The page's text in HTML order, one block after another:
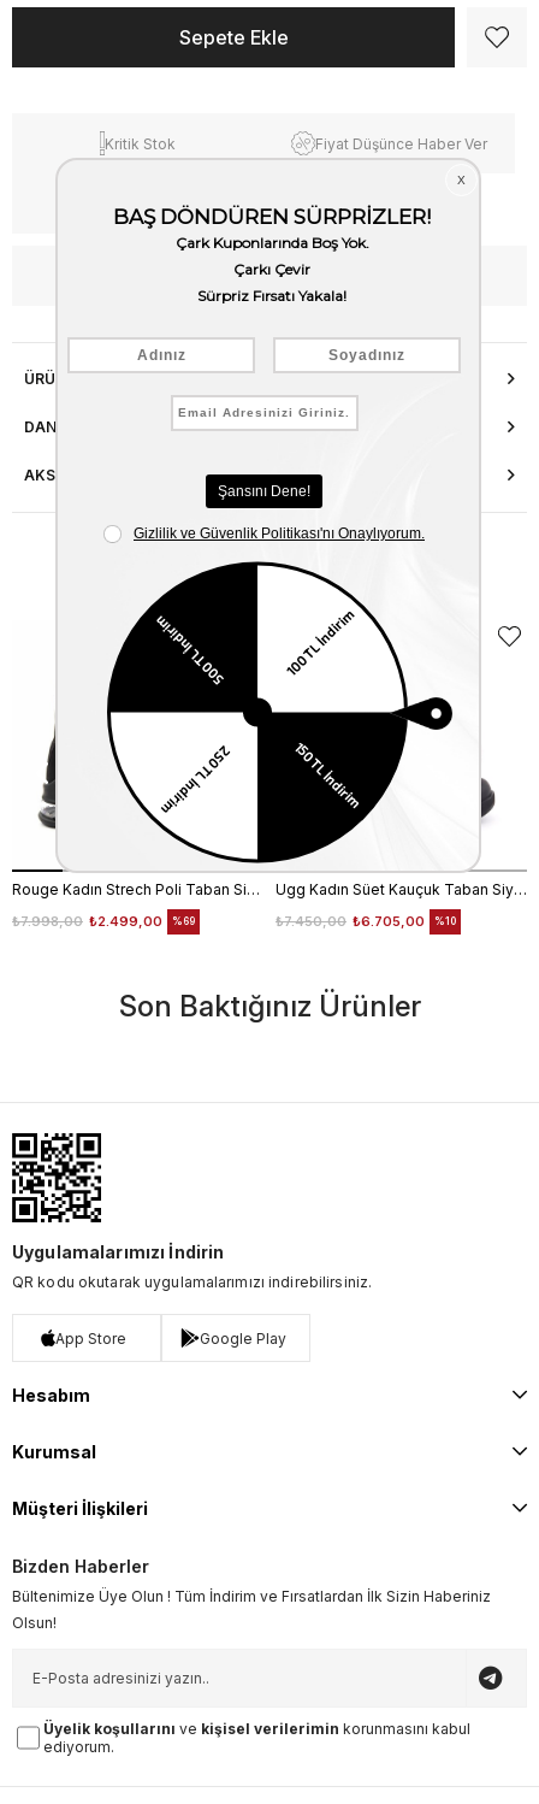
Kritik Stok Fiyat Düşünce Haber Ver
Kargo Bedava
WhatsApp’tan Bilgi Al
ÜRÜN ÖZELLIKLERI
DANIŞMA HATTI
AKSESUAR ONARIMI
Benzer Ürünler
Rouge Kadın Strech Poli Taban Siyah Günlük Bot
₺2.499,00
₺7.998,00 %69
Ugg Kadın Süet Kauçuk Taban Siyah Günlük Bot
₺6.705,00
₺7.450,00 %10
EKLE5
KODUYLA
%5
EKSTRA
Son Baktığınız Ürünler
Uygulamalarımızı İndirin
QR kodu okutarak uygulamalarımızı indirebilirsiniz.
App Store Google Play
Hesabım
Kurumsal
Müşteri İlişkileri
Bizden Haberler
Bültenimize Üye Olun ! Tüm İndirim ve Fırsatlardan İlk Sizin Haberiniz
Olsun!
Üyelik koşullarını ve kişisel verilerimin korunmasını kabul
ediyorum.